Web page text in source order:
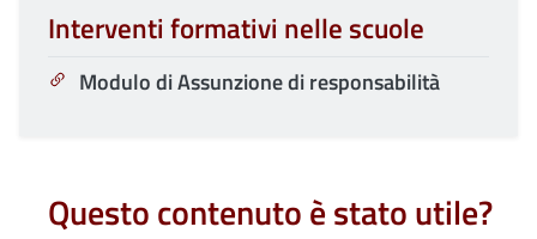
Interventi formativi nelle scuole
Modulo di Assunzione di responsabilità
Questo contenuto è stato utile?